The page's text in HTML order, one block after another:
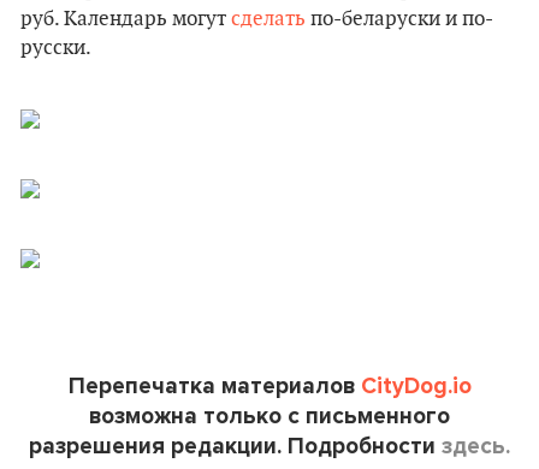
руб. Календарь могут сделать по-беларуски и по-
русски.
Перепечатка материалов CityDog.io
возможна только с письменного
разрешения редакции. Подробности здесь.